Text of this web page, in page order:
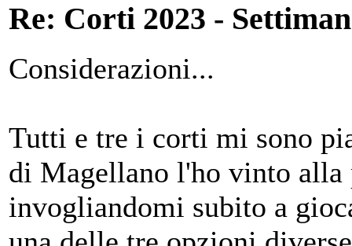
Re: Corti 2023 -
Considerazioni...
Tutti e tre i corti mi sono
di Magellano l'ho vinto
invogliandomi subito a